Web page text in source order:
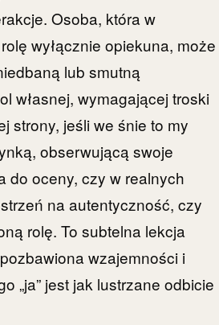
Osoba, która w
wyłącznie opiekuna, może
lub smutną
własnej, wymagającej troski
strony, jeśli we śnie to my
obserwującą swoje
do oceny, czy w realnych
na autentyczność, czy
rolę. To subtelna lekcja
wzajemności i
„ja” jest jak lustrzane odbicie